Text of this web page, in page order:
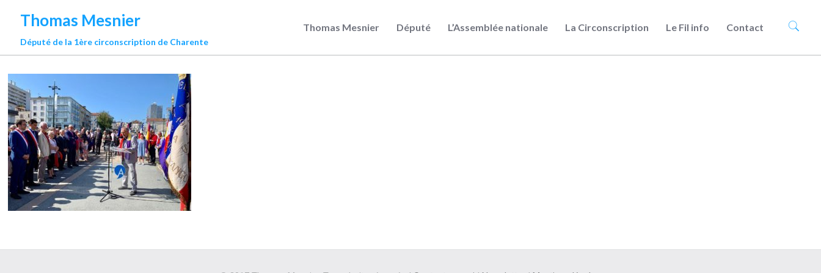
Thomas Mesnier
Député de la 1ère circonscription de Charente
Thomas Mesnier Député L’Assemblée nationale La Circonscription Le Fil info Contact